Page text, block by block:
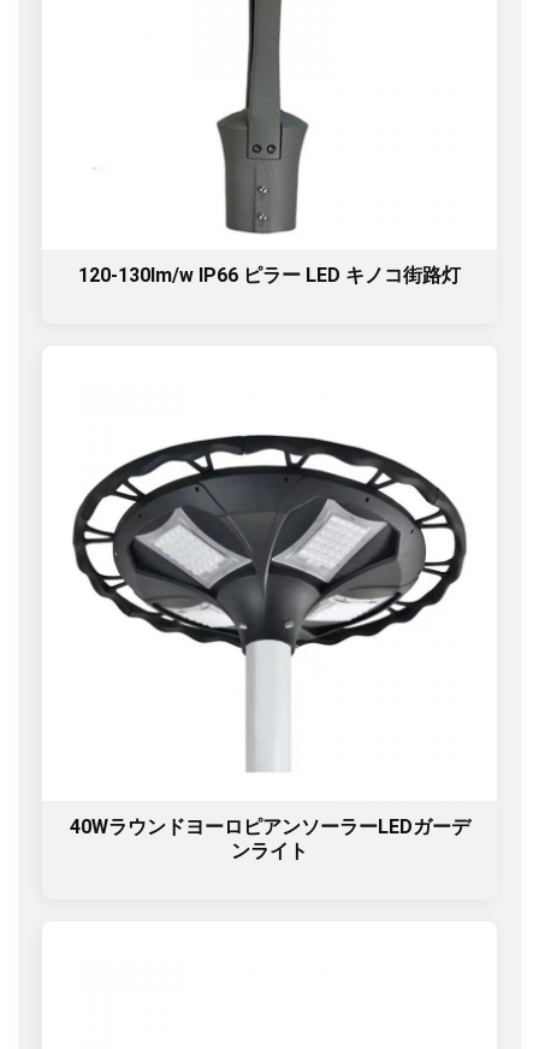
120-130lm/w IP66 ピラー LED キノコ街路灯
40WラウンドヨーロピアンソーラーLEDガーデ
ンライト